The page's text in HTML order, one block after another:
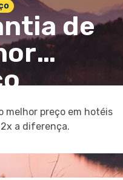
de
melhor preço em hotéis
a diferença.